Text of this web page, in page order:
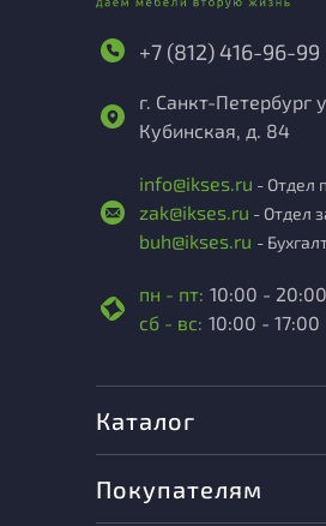
+7 (812) 416-96-99
г. Санкт-Петербург
Кубинская, д. 84
info@ikses.ru - Отдел
zak@ikses.ru - Отдел
buh@ikses.ru -
пн - пт: 10:00 - 20:00
сб - вс: 10:00 - 17:00
Каталог
Покупателям